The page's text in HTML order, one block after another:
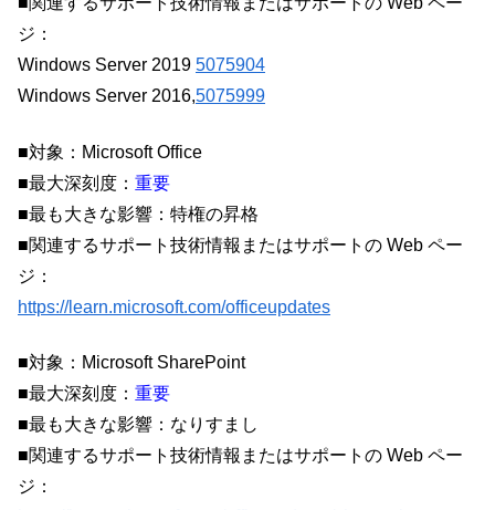
ジ：
Windows Server 2019 5075904
Windows Server 2016,5075999
■対象：Microsoft Office
■最大深刻度： 重要
■最も大きな影響：特権の昇格
■関連するサポート技術情報またはサポートの Web ペー
ジ：
https://learn.microsoft.com/officeupdates
■対象：Microsoft SharePoint
■最大深刻度： 重要
■最も大きな影響：なりすまし
■関連するサポート技術情報またはサポートの Web ペー
ジ：